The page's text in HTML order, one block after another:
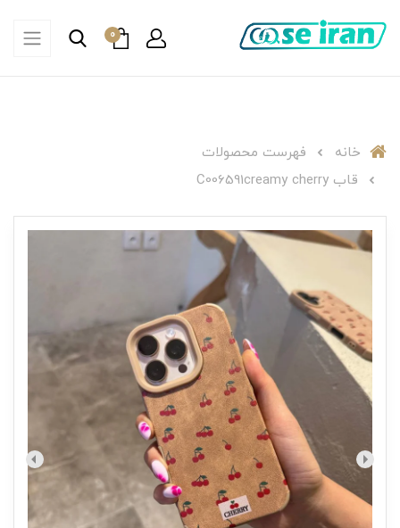
0
خانه
فهرست محصولات
قاب C006591creamy cherry